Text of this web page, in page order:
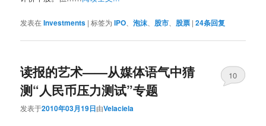
发表在Investments |标签为 IPO 、泡沫 股市 股票 |24条回复
读报的艺术——从媒体语气中猜
测“人民币压力测试”专题
发表于2010年03月19日由Velaciela
10